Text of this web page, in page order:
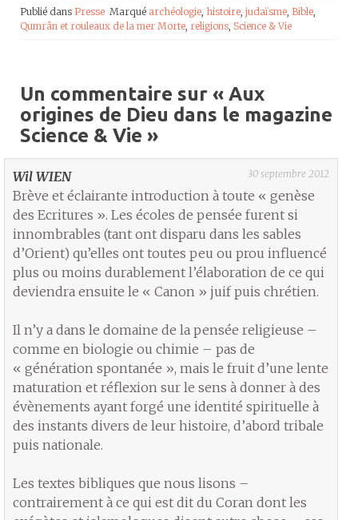
Publié dans Presse Marqué archéologie, histoire, judaïsme, Bible,
Qumrân et rouleaux de la mer Morte, religions, Science & Vie
Un commentaire sur « Aux
origines de Dieu dans le magazine
Science & Vie »
Wil WIEN 30 septembre 2012
Brève et éclairante introduction à toute « genèse
des Ecritures ». Les écoles de pensée furent si
innombrables (tant ont disparu dans les sables
d’Orient) qu’elles ont toutes peu ou prou influencé
plus ou moins durablement l’élaboration de ce qui
deviendra ensuite le « Canon » juif puis chrétien.
Il n’y a dans le domaine de la pensée religieuse –
comme en biologie ou chimie – pas de
« génération spontanée », mais le fruit d’une lente
maturation et réflexion sur le sens à donner à des
évènements ayant forgé une identité spirituelle à
des instants divers de leur histoire, d’abord tribale
puis nationale.
Les textes bibliques que nous lisons –
contrairement à ce qui est dit du Coran dont les